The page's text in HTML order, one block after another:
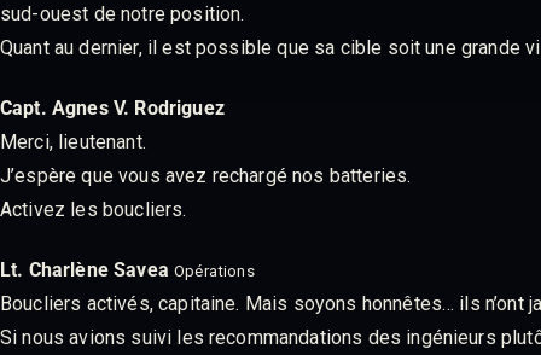
sud-ouest de notre position.
Quant au dernier, il est possible que sa cible soit une grande
Capt. Agnes V. Rodriguez
Merci, lieutenant.
J’espère que vous avez rechargé nos batteries.
Activez les boucliers.
Lt. Charlène Savea Opérations
Boucliers activés, capitaine. Mais soyons honnêtes… ils n’ont
Si nous avions suivi les recommandations des ingénieurs